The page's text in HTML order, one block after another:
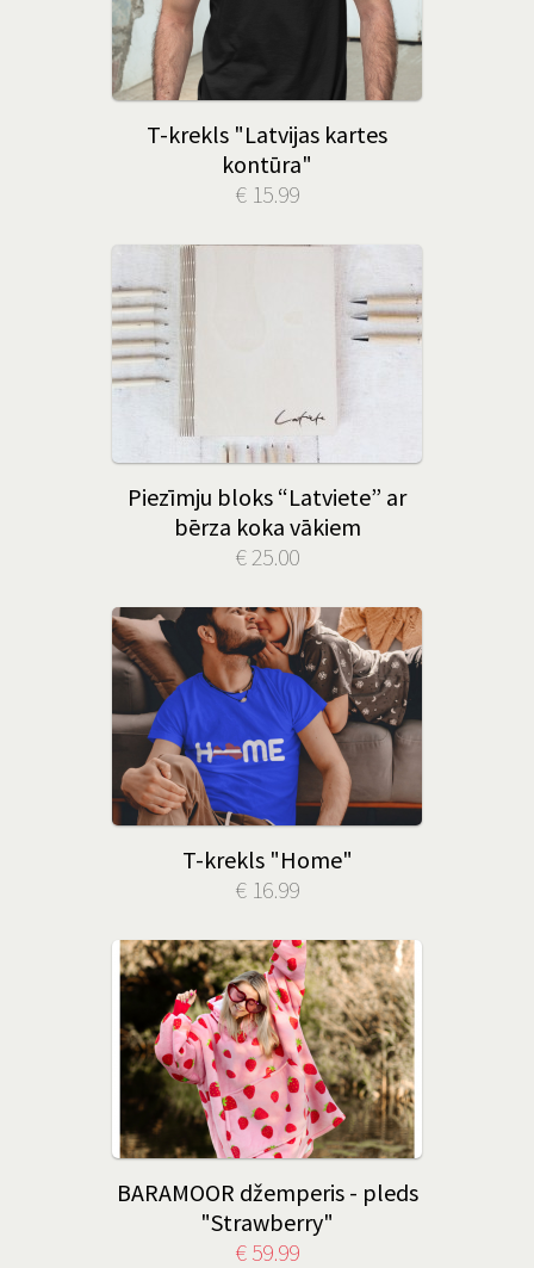
T-krekls "Latvijas kartes
kontūra"
€ 15.99
Piezīmju bloks “Latviete” ar
bērza koka vākiem
€ 25.00
T-krekls "Home"
€ 16.99
BARAMOOR džemperis - pleds
"Strawberry"
€ 59.99